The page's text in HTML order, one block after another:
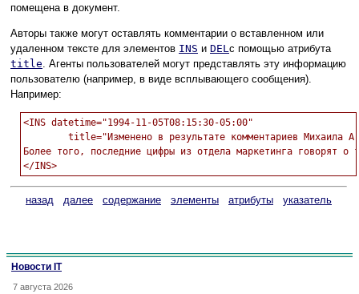
помещена в документ.
Авторы также могут оставлять комментарии о вставленном или
удаленном тексте для элементов INS и DEL с помощью атрибута
title . Агенты пользователей могут представлять эту информацию
пользователю (например, в виде всплывающего сообщения).
Например:
<INS datetime="1994-11-05T08:15:30-05:00"
title="Изменено в результате комментариев Михаила
Более того, последние цифры из отдела маркетинга говорят о
назад далее содержание элементы атрибуты указатель
Новости IT
7 августа 2026